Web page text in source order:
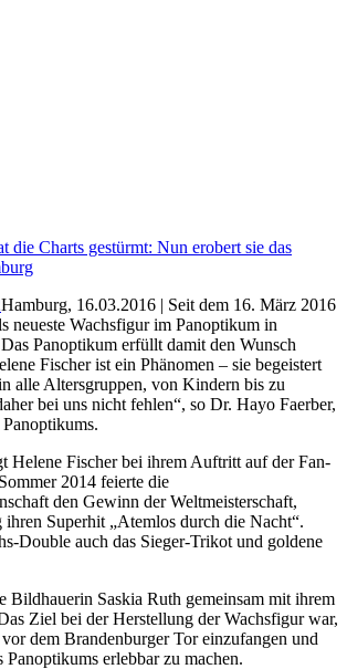
Hamburg, 16.03.2016 | Seit dem 16. März 2016
neueste Wachsfigur im Panoptikum in
Panoptikum erfüllt damit den Wunsch
Fischer ist ein Phänomen – sie begeistert
alle Altersgruppen, von Kindern bis zu
bei uns nicht fehlen“, so Dr. Hayo Faerber,
Helene Fischer bei ihrem Auftritt auf der Fan-
2014 feierte die
den Gewinn der Weltmeisterschaft,
ihren Superhit „Atemlos durch die Nacht“.
Double auch das Sieger-Trikot und goldene
Bildhauerin Saskia Ruth gemeinsam mit ihrem
Ziel bei der Herstellung der Wachsfigur war,
dem Brandenburger Tor einzufangen und
Panoptikums erlebbar zu machen.